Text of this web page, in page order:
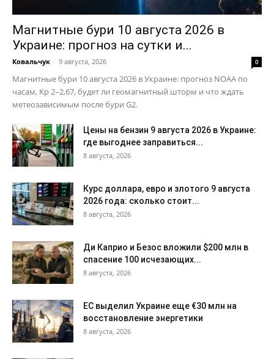
Магнитные бури 10 августа 2026 в
Украине: прогноз на сутки и...
Ковальчук - 9 августа, 2026 0
Магнитные бури 10 августа 2026 в Украине: прогноз NOAA по
часам, Kp 2–2,67, будет ли геомагнитный шторм и что ждать
метеозависимым после бури G2.
Цены на бензин 9 августа 2026 в Украине:
где выгоднее заправиться...
8 августа, 2026
Курс доллара, евро и злотого 9 августа
2026 года: сколько стоит...
8 августа, 2026
Ди Каприо и Безос вложили $200 млн в
спасение 100 исчезающих...
8 августа, 2026
ЕС выделил Украине еще €30 млн на
восстановление энергетики
8 августа, 2026